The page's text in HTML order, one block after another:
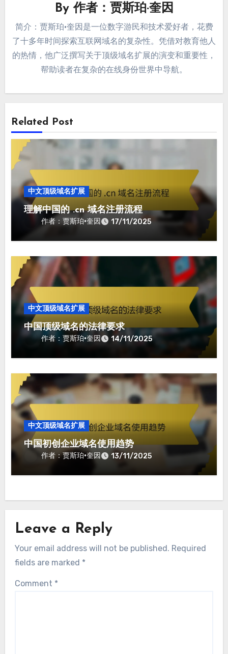
By作者：贾斯珀·奎因
简介：贾斯珀·奎因是一位数字游民和技术爱好者，花费
了十多年时间探索互联网域名的复杂性。凭借对教育他人
的热情，他广泛撰写关于顶级域名扩展的演变和重要性，
帮助读者在复杂的在线身份世界中导航。
Related Post
中文顶级域名扩展
理解中国的 .cn 域名注册流程
作者：贾斯珀·奎因 17/11/2025
中文顶级域名扩展
中国顶级域名的法律要求
作者：贾斯珀·奎因 14/11/2025
中文顶级域名扩展
中国初创企业域名使用趋势
作者：贾斯珀·奎因 13/11/2025
Leave a Reply
Your email address will not be published. Required
fields are marked *
Comment *